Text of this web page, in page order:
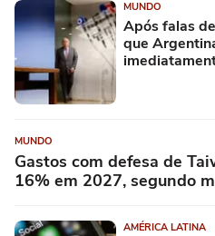
MUNDO
Após falas
que
MUNDO
Gastos com defesa de
16% em 2027, segundo
AMÉRICA LATINA